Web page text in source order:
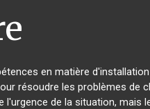
en matière
résoudre les problèmes de
de la situation, mais